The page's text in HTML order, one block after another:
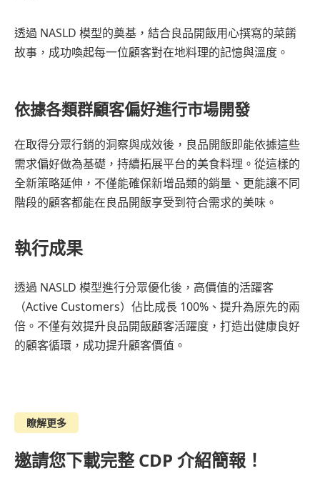
透過 NASLD 模型的奠基，結合良品開飯用心撰寫的菜餚
故事，成功喚起每一位顧客對在地料理的記憶與溫度。
依據各類群顧客偏好進行市場開發
在取得分眾行銷的洞察與成效後，良品開飯即能依據這些
需求偏好做為基礎，持續拓展平台的美食料理。從這樣的
全新策略延伸，不僅能確保新增品類的銷量、更能讓不同
階段的顧客都能在良品開飯享受到符合需求的美味。
執行成果
透過 NASLD 模型進行分眾優化後，高價值的活躍客
（Active Customers）佔比成長 100%、提升為原先的兩
倍。不僅有效提升良品開飯顧客活躍度，打造出健康良好
的顧客循環，成功提升顧客價值。
瞭解更多
邀請您下載完整 CDP 介紹簡報！